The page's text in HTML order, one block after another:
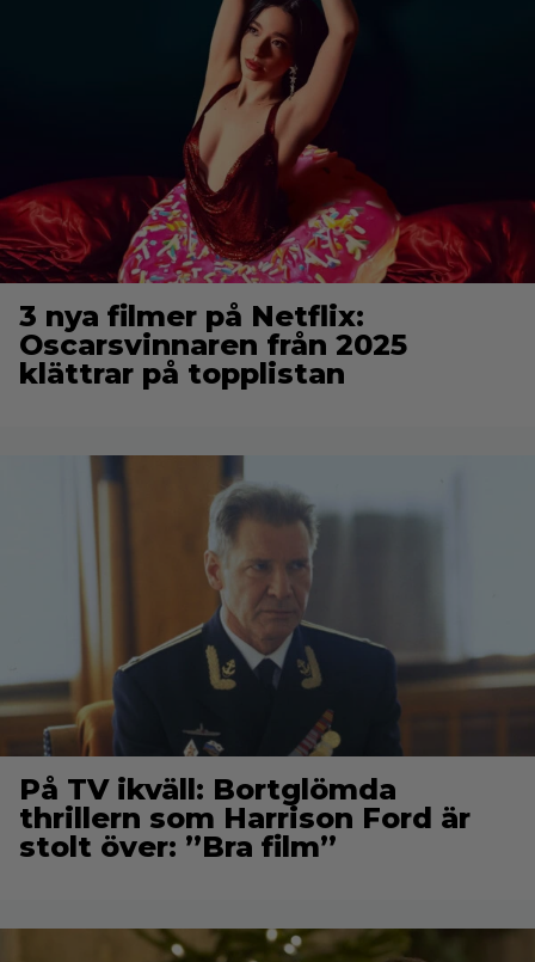
3 nya filmer på Netflix:
Oscarsvinnaren från 2025
klättrar på topplistan
På TV ikväll: Bortglömda
thrillern som Harrison Ford är
stolt över: ”Bra film”